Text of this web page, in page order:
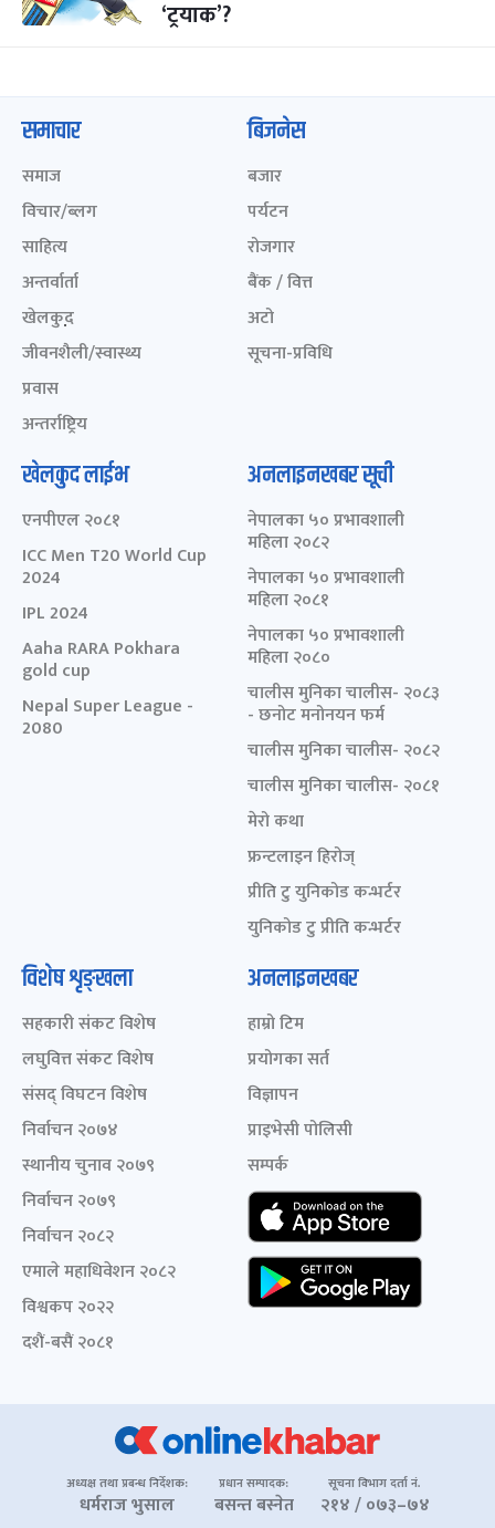
‘ट्रयाक’?
समाचार
समाज
विचार/ब्लग
साहित्य
अन्तर्वार्ता
खेलकुद़़
जीवनशैली/स्वास्थ्य
प्रवास
अन्तर्राष्ट्रिय
बिजनेस
बजार
पर्यटन
रोजगार
बैंक / वित्त
अटो
सूचना-प्रविधि
खेलकुद लाईभ
एनपीएल २०८१
ICC Men T20 World Cup
2024
IPL 2024
Aaha RARA Pokhara
gold cup
Nepal Super League -
2080
अनलाइनखबर सूची
नेपालका ५० प्रभावशाली
महिला २०८२
नेपालका ५० प्रभावशाली
महिला २०८१
नेपालका ५० प्रभावशाली
महिला २०८०
चालीस मुनिका चालीस- २०८३
- छनोट मनोनयन फर्म
चालीस मुनिका चालीस- २०८२
चालीस मुनिका चालीस- २०८१
मेरो कथा
फ्रन्टलाइन हिरोज्
प्रीति टु युनिकोड कन्भर्टर
युनिकोड टु प्रीति कन्भर्टर
विशेष शृङ्खला
सहकारी संकट विशेष
लघुवित्त संकट विशेष
संसद् विघटन विशेष
निर्वाचन २०७४
स्थानीय चुनाव २०७९
निर्वाचन २०७९
निर्वाचन २०८२
एमाले महाधिवेशन २०८२
विश्वकप २०२२
दशैं-बसैं २०८१
अनलाइनखबर
हाम्रो टिम
प्रयोगका सर्त
विज्ञापन
प्राइभेसी पोलिसी
सम्पर्क
अध्यक्ष तथा प्रबन्ध निर्देशक:
धर्मराज भुसाल
प्रधान सम्पादक:
बसन्त बस्नेत
सूचना विभाग दर्ता नं.
२१४ / ०७३–७४